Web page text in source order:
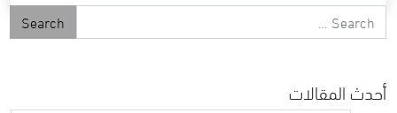
Search for:
أحدث المقالات